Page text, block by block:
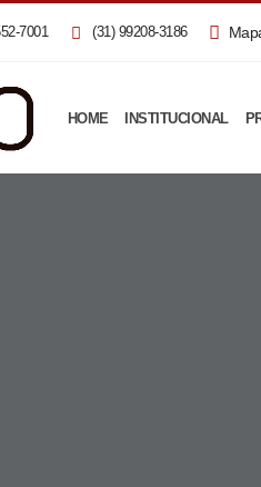
7001 (31) 99208-3186
HOME INSTITUCIONAL